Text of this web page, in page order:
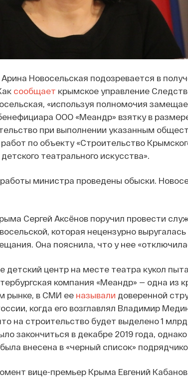
Новосельская подозревается в
сообщает крымское управление
«используя полномочия
ООО «Меандр» взятку в
при выполнении указанным
по объекту «Строительство
театрального искусства».
министра проведены обыски.
Сергей Аксёнов поручил провести
которая нецензурно
Она пояснила, что у нее
детский центр на месте театра кукол
компания «Меандр» — одна из
рынке, в СМИ ее называли доверенной
когда его возглавлял Владимир
на строительство будет выделено 1
закончиться в декабре 2019 года,
внесена в «черный список»
вице-премьер Крыма Евгений Кабанов